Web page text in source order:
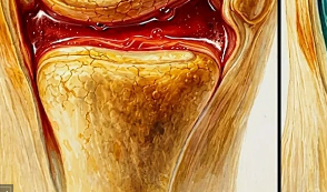
Bapa Tiri Bunuh
Kanak Kanak Dera